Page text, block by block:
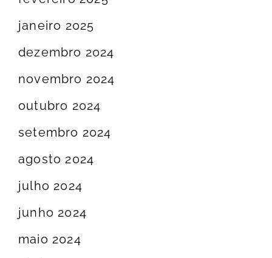
janeiro 2025
dezembro 2024
novembro 2024
outubro 2024
setembro 2024
agosto 2024
julho 2024
junho 2024
maio 2024